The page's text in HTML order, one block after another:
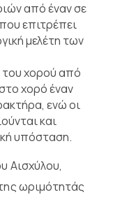
από έναν σε
επιτρέπει
μελέτη των
χορού από
χορό έναν
ενώ οι
και
υπόσταση.
Αισχύλου,
ωριμότητάς